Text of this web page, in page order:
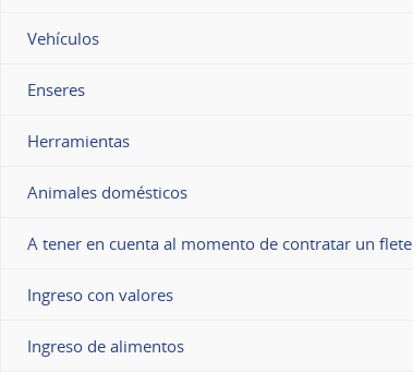
Vehículos
Enseres
Herramientas
Animales domésticos
A tener en cuenta al momento de contratar un flete
Ingreso con valores
Ingreso de alimentos